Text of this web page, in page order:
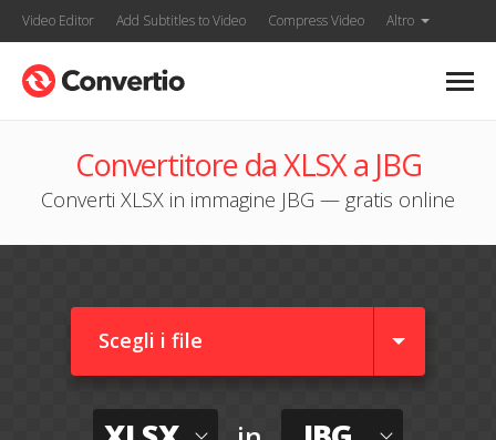
Video Editor Add Subtitles to Video Compress Video Altro
Convertitore da XLSX a JBG
Converti XLSX in immagine JBG — gratis online
Scegli i file